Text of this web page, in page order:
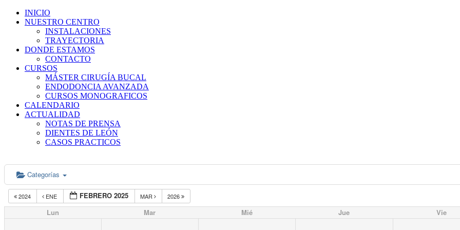
INICIO
NUESTRO CENTRO
INSTALACIONES
TRAYECTORIA
DONDE ESTAMOS
CONTACTO
CURSOS
MÁSTER CIRUGÍA BUCAL
ENDODONCIA AVANZADA
CURSOS MONOGRAFICOS
CALENDARIO
ACTUALIDAD
NOTAS DE PRENSA
DIENTES DE LEÓN
CASOS PRACTICOS
Categorías
2024 ENE FEBRERO 2025 MAR 2026
Lun Mar Mié Jue Vie